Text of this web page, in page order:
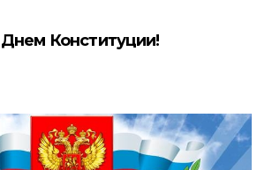
Конституции!